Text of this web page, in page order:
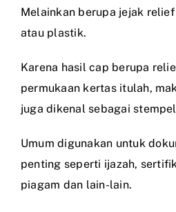
Melainkan berupa jejak
atau plastik.
Karena hasil cap berupa
permukaan kertas itulah,
juga dikenal sebagai
Umum digunakan untuk
penting seperti ijazah,
piagam dan lain-lain.